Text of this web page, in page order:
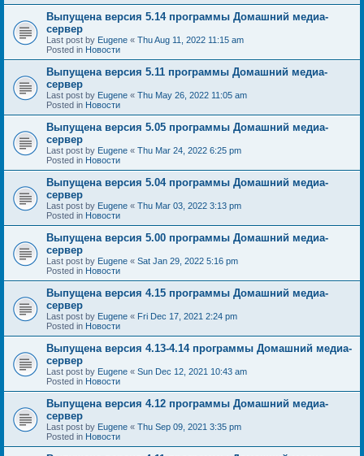
Выпущена версия 5.14 программы Домашний медиа-
сервер
Last post by Eugene « Thu Aug 11, 2022 11:15 am
Posted in Новости
Выпущена версия 5.11 программы Домашний медиа-
сервер
Last post by Eugene « Thu May 26, 2022 11:05 am
Posted in Новости
Выпущена версия 5.05 программы Домашний медиа-
сервер
Last post by Eugene « Thu Mar 24, 2022 6:25 pm
Posted in Новости
Выпущена версия 5.04 программы Домашний медиа-
сервер
Last post by Eugene « Thu Mar 03, 2022 3:13 pm
Posted in Новости
Выпущена версия 5.00 программы Домашний медиа-
сервер
Last post by Eugene « Sat Jan 29, 2022 5:16 pm
Posted in Новости
Выпущена версия 4.15 программы Домашний медиа-
сервер
Last post by Eugene « Fri Dec 17, 2021 2:24 pm
Posted in Новости
Выпущена версия 4.13-4.14 программы Домашний медиа-
сервер
Last post by Eugene « Sun Dec 12, 2021 10:43 am
Posted in Новости
Выпущена версия 4.12 программы Домашний медиа-
сервер
Last post by Eugene « Thu Sep 09, 2021 3:35 pm
Posted in Новости